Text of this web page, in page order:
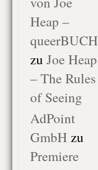
Heap –
queerBUCH
zu Joe Heap
– The Rules
of Seeing
AdPoint
GmbH zu
Premiere